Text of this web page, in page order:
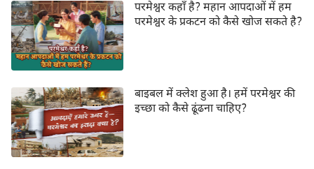
परमेश्वर कहाँ है? महान आपदाओं में हम
परमेश्वर के प्रकटन को कैसे खोज सकते है?
बाइबल में क्लेश हुआ है। हमें परमेश्वर की
इच्छा को कैसे ढूंढना चाहिए?